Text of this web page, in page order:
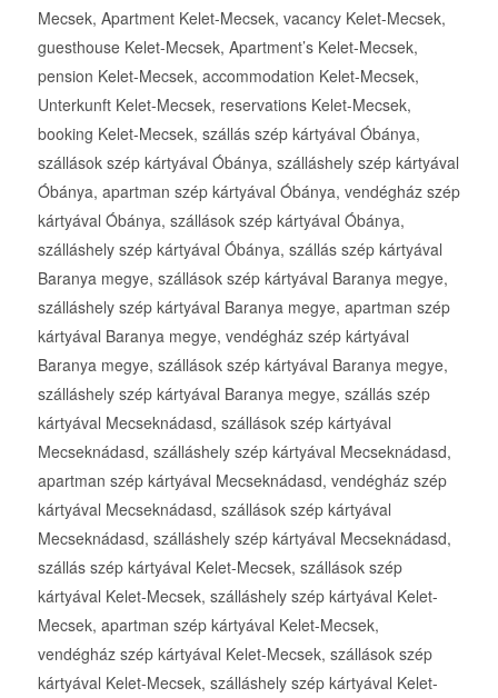
Mecsek, Apartment Kelet-Mecsek, vacancy Kelet-Mecsek,
guesthouse Kelet-Mecsek, Apartment’s Kelet-Mecsek,
pension Kelet-Mecsek, accommodation Kelet-Mecsek,
Unterkunft Kelet-Mecsek, reservations Kelet-Mecsek,
booking Kelet-Mecsek, szállás szép kártyával Óbánya,
szállások szép kártyával Óbánya, szálláshely szép kártyával
Óbánya, apartman szép kártyával Óbánya, vendégház szép
kártyával Óbánya, szállások szép kártyával Óbánya,
szálláshely szép kártyával Óbánya, szállás szép kártyával
Baranya megye, szállások szép kártyával Baranya megye,
szálláshely szép kártyával Baranya megye, apartman szép
kártyával Baranya megye, vendégház szép kártyával
Baranya megye, szállások szép kártyával Baranya megye,
szálláshely szép kártyával Baranya megye, szállás szép
kártyával Mecseknádasd, szállások szép kártyával
Mecseknádasd, szálláshely szép kártyával Mecseknádasd,
apartman szép kártyával Mecseknádasd, vendégház szép
kártyával Mecseknádasd, szállások szép kártyával
Mecseknádasd, szálláshely szép kártyával Mecseknádasd,
szállás szép kártyával Kelet-Mecsek, szállások szép
kártyával Kelet-Mecsek, szálláshely szép kártyával Kelet-
Mecsek, apartman szép kártyával Kelet-Mecsek,
vendégház szép kártyával Kelet-Mecsek, szállások szép
kártyával Kelet-Mecsek, szálláshely szép kártyával Kelet-